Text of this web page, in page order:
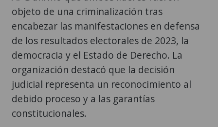
objeto de una criminalización tras
encabezar las manifestaciones en defensa
de los resultados electorales de 2023, la
democracia y el Estado de Derecho. La
organización destacó que la decisión
judicial representa un reconocimiento al
debido proceso y a las garantías
constitucionales.